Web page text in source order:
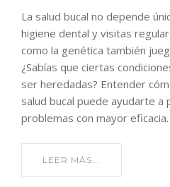
La salud bucal no depende
higiene dental y visitas
como la genética también
¿Sabías que ciertas
ser heredadas? Entender
salud bucal puede ayudarte
problemas con mayor
LEER MÁS...